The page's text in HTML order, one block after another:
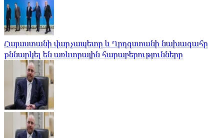
Հայաստանի վարչապետը և Ղրղզստանի նախագահը
քննարկել են առևտրային հարաբերությունները